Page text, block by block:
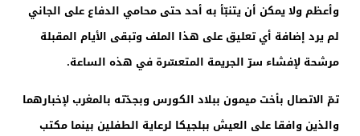
وأعظم ولا يمكن أن يتنبّأ به أحد حتى محامي الدفاع على الجاني
لم يرد إضافة أي تعليق على هذا الملف وتبقى الأيام المقبلة
مرشحة لإفشاء سرّ الجريمة المتعسّرة في هذه الساعة.
تمّ الاتصال بأخت ميمون ببلاد الكورس وبجدّته بالمغرب لإخبارهما
والذين وافقا على العيش ببلجيكا لرعاية الطفلين بينما مكتب